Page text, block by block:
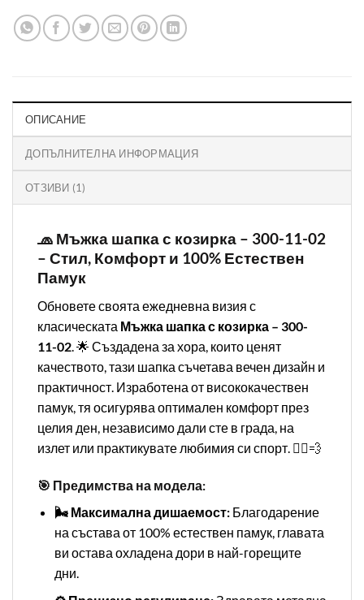
ОПИСАНИЕ
ДОПЪЛНИТЕЛНА ИНФОРМАЦИЯ
ОТЗИВИ (1)
🧢 Мъжка шапка с козирка – 300-11-02
– Стил, Комфорт и 100% Естествен
Памук
Обновете своята ежедневна визия с
класическата Мъжка шапка с козирка – 300-
11-02. 🌟 Създадена за хора, които ценят
качеството, тази шапка съчетава вечен дизайн и
практичност. Изработена от висококачествен
памук, тя осигурява оптимален комфорт през
целия ден, независимо дали сте в града, на
излет или практикувате любимия си спорт. 🏃‍♂️💨
🎯 Предимства на модела:
🌬️ Максимална дишаемост:Благодарение
на състава от 100% естествен памук, главата
ви остава охладена дори в най-горещите
дни.